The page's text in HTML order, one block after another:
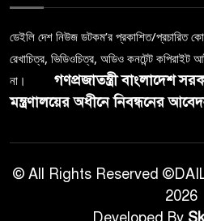
ডেইলি দেশ নিউজ ডটকম’র প্রকাশিত/প্রচারিত
রেখাচিত্র, ভিডিওচিত্র, অডিও কনটেন্ট কপিরাইট
না।
গণপ্রজাতন্ত্রী বাংলাদেশ
মন্ত্রণালয়ের অধীনে নিবন্ধনের
© All Rights Reserved
2026